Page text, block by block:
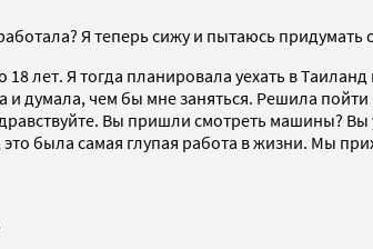
Я теперь сижу и пытаюсь придумать
лет. Я тогда планировала уехать в
и думала, чем бы мне заняться. Решила
Вы пришли смотреть машины?
была самая глупая работа в жизни. Мы